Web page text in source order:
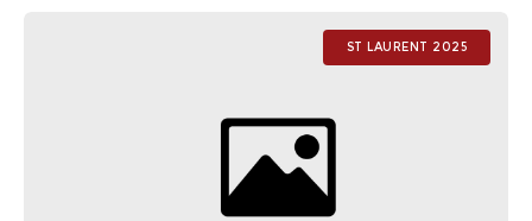
ST LAURENT 2025